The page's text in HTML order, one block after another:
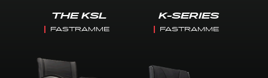
THE KSL
FASTRAMME
K-SERIES
FASTRAMME